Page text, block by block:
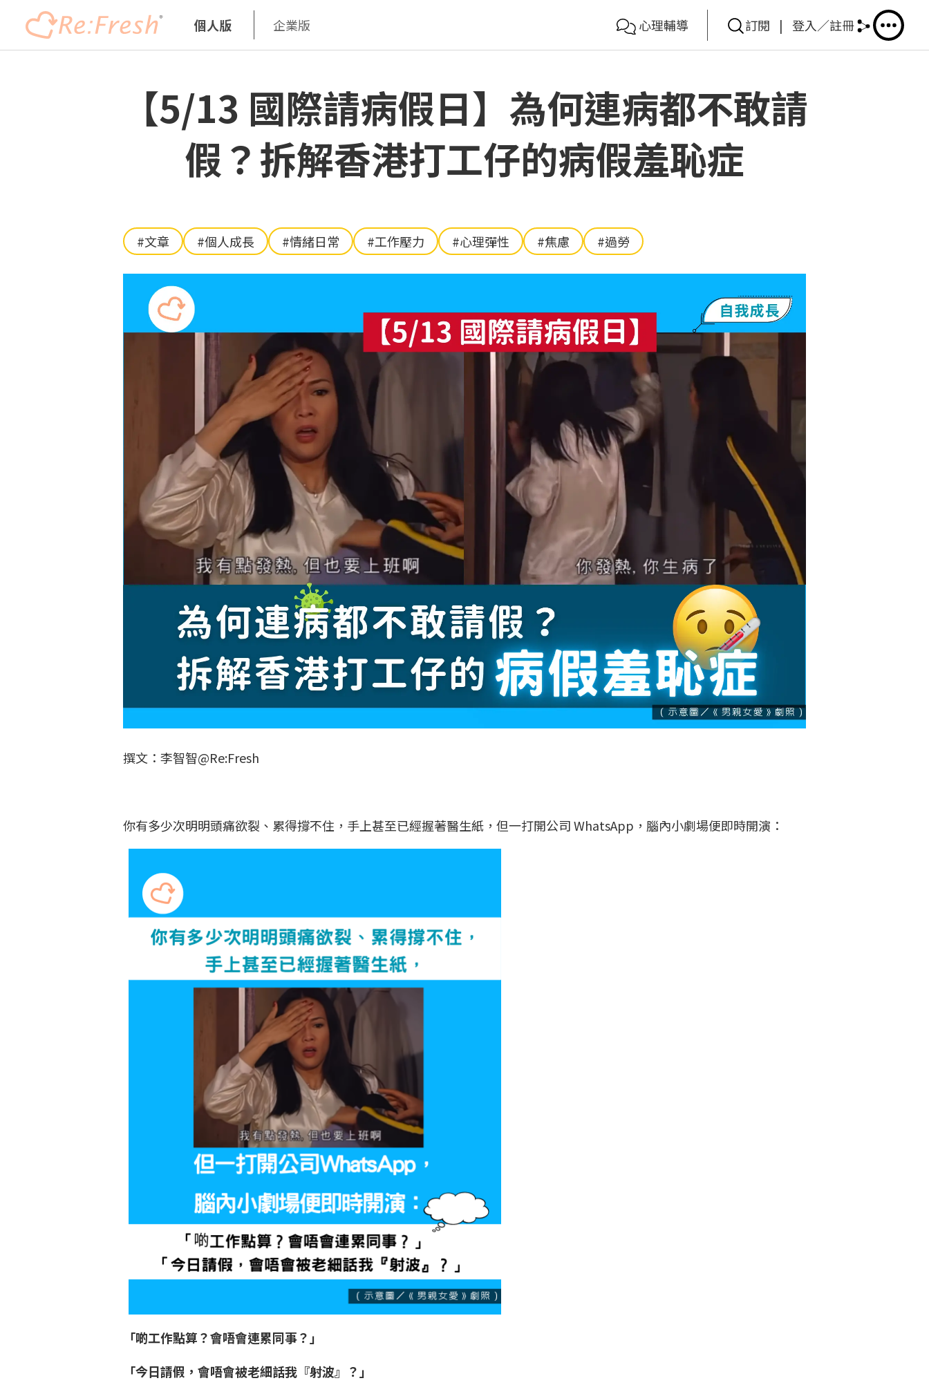
個人版 企業版 心理輔導 訂閱 | 登入／註冊
【5/13 國際請病假日】為何連病都不敢請
假？拆解香港打工仔的病假羞恥症
#文章 #個人成長 #情緒日常 #工作壓力 #心理彈性 #焦慮 #過勞
撰文：李智智@Re:Fresh
你有多少次明明頭痛欲裂、累得撐不住，手上甚至已經握著醫生紙，但一打開公司 WhatsApp，腦內小劇場便即時開演：
「啲工作點算？會唔會連累同事？」
「今日請假，會唔會被老細話我『射波』？」